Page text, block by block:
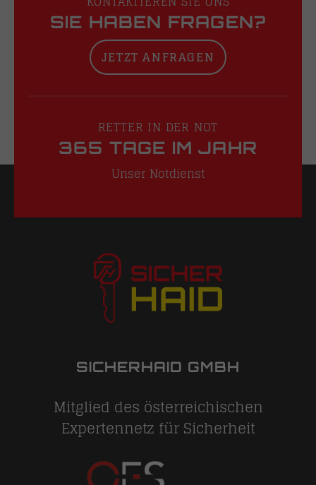
SIE HABEN FRAGEN?
JETZT ANFRAGEN
RETTER IN DER NOT
365 TAGE IM JAHR
Unser Notdienst
SICHERHAID GMBH
Mitglied des österreichischen
Expertennetz für Sicherheit